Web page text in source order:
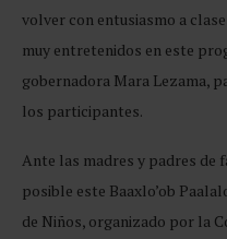
volver con entusiasmo a
muy entretenidos en este
gobernadora Mara Lezama,
los participantes.
Ante las madres y padres de
posible este Baaxlo’ob
de Niños, organizado por la